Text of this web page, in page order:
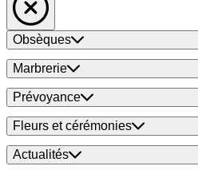
Obsèques
Marbrerie
Prévoyance
Fleurs et cérémonies
Actualités